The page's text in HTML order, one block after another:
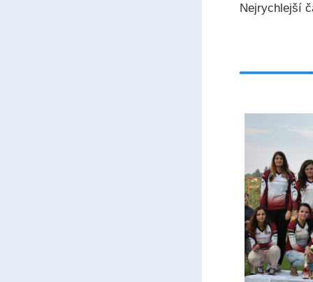
Nejrychlejší